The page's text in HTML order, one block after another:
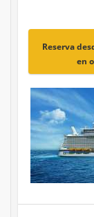
Reserva
en